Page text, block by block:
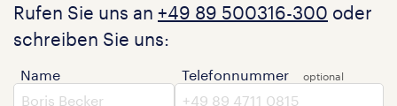
Rufen Sie uns an +49 89 500316-300 oder
schreiben Sie uns:
Name Telefonnummer